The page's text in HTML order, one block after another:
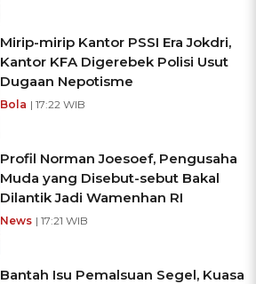
Mirip-mirip Kantor PSSI Era Jokdri,
Kantor KFA Digerebek Polisi Usut
Dugaan Nepotisme
Bola | 17:22 WIB
Profil Norman Joesoef, Pengusaha
Muda yang Disebut-sebut Bakal
Dilantik Jadi Wamenhan RI
News | 17:21 WIB
Bantah Isu Pemalsuan Segel, Kuasa